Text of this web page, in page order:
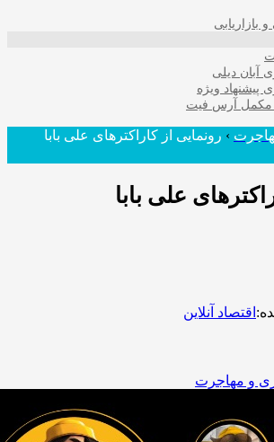
بازاریابی
آبان دیلی
پیشنهاد ویژه
مکمل آرس فیت
› رونمایی از کاراکترهای علی بابا
علی بابا
اقتصاد آنلاین
و مهاجرت